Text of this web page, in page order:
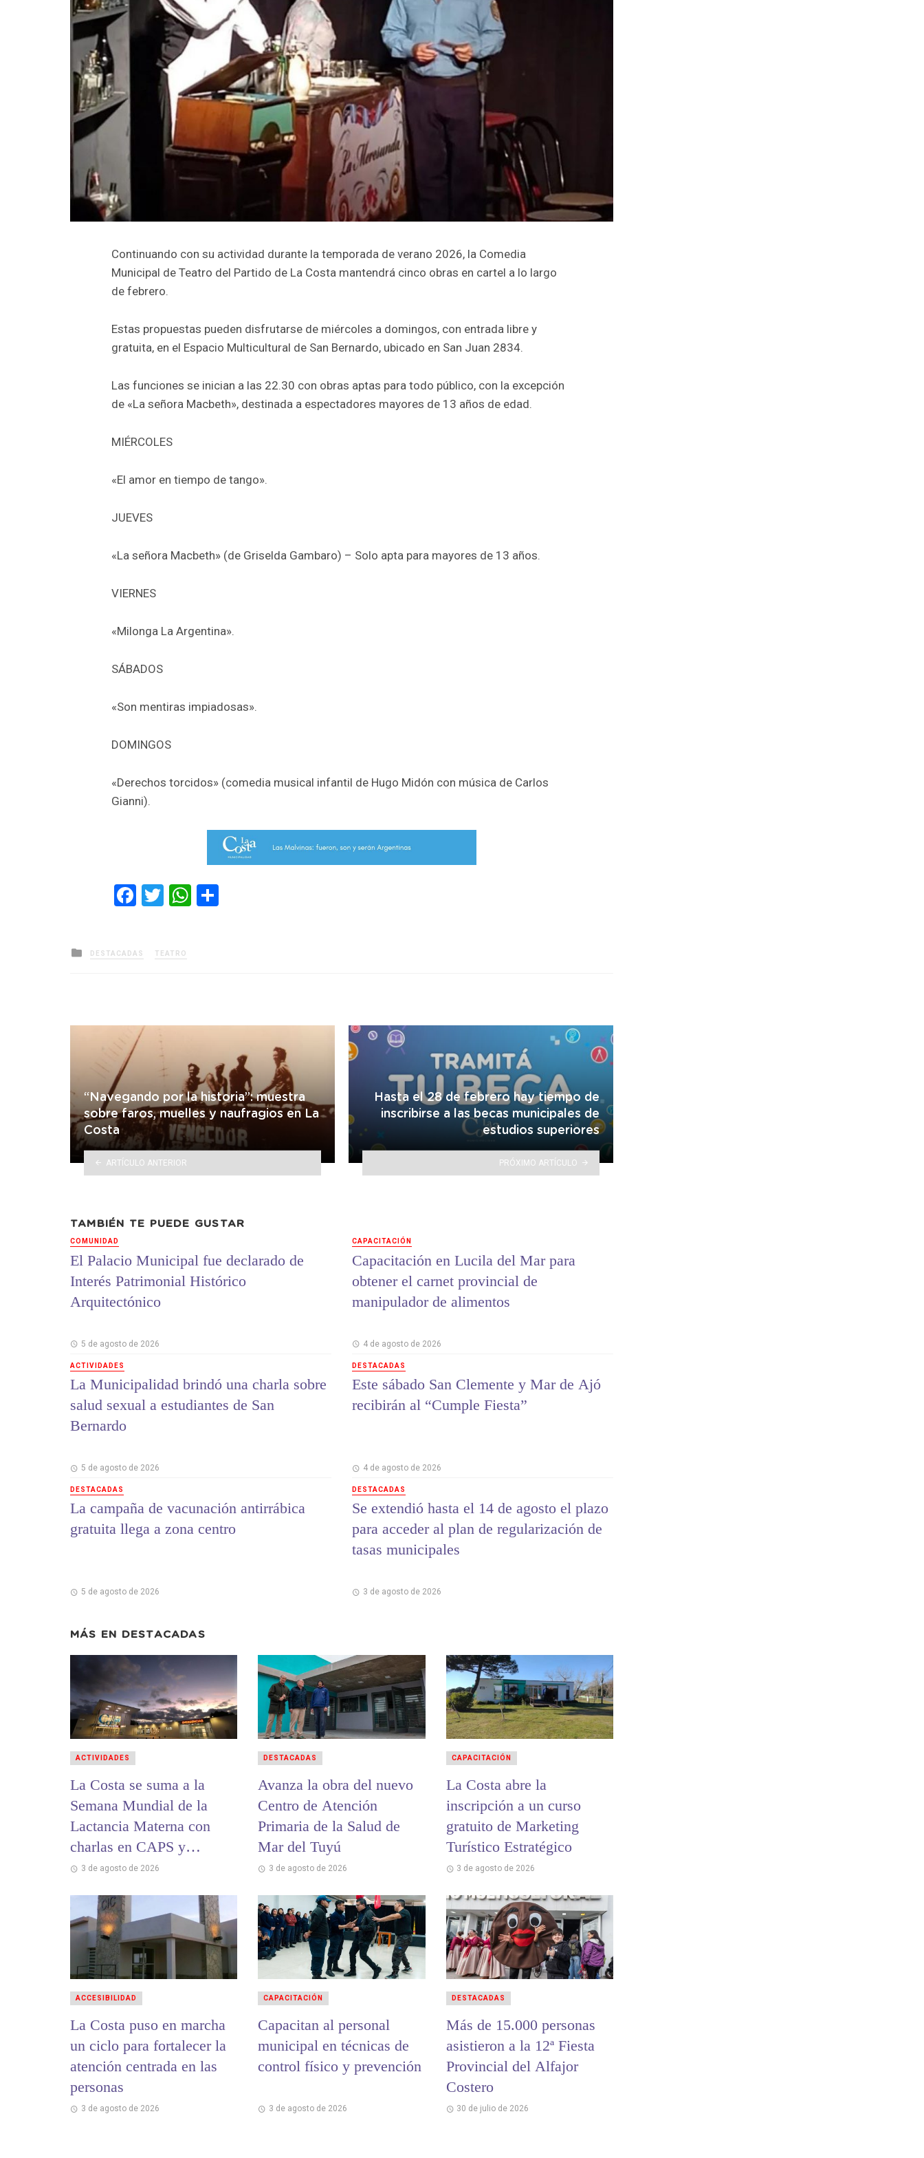
Continuando con su actividad durante la temporada de verano 2026, la Comedia
Municipal de Teatro del Partido de La Costa mantendrá cinco obras en cartel a lo largo
de febrero.
Estas propuestas pueden disfrutarse de miércoles a domingos, con entrada libre y
gratuita, en el Espacio Multicultural de San Bernardo, ubicado en San Juan 2834.
Las funciones se inician a las 22.30 con obras aptas para todo público, con la excepción
de «La señora Macbeth», destinada a espectadores mayores de 13 años de edad.
MIÉRCOLES
«El amor en tiempo de tango».
JUEVES
«La señora Macbeth» (de Griselda Gambaro) – Solo apta para mayores de 13 años.
VIERNES
«Milonga La Argentina».
SÁBADOS
«Son mentiras impiadosas».
DOMINGOS
«Derechos torcidos» (comedia musical infantil de Hugo Midón con música de Carlos
Gianni).
Facebook
TwitterWhatsApp
Posted
in
DESTACADAS TEATRO
“Navegando por la historia”: muestra
sobre faros, muelles y naufragios en La
Costa
ARTÍCULO ANTERIOR
Hasta el 28 de febrero hay tiempo de
inscribirse a las becas municipales de
estudios superiores
PRÓXIMO ARTÍCULO
TAMBIÉN TE PUEDE GUSTAR
COMUNIDAD
El Palacio Municipal fue declarado de
Interés Patrimonial Histórico
Arquitectónico
5 de agosto de 2026
ACTIVIDADES
La Municipalidad brindó una charla sobre
salud sexual a estudiantes de San
Bernardo
5 de agosto de 2026
DESTACADAS
La campaña de vacunación antirrábica
gratuita llega a zona centro
5 de agosto de 2026
CAPACITACIÓN
Capacitación en Lucila del Mar para
obtener el carnet provincial de
manipulador de alimentos
4 de agosto de 2026
DESTACADAS
Este sábado San Clemente y Mar de Ajó
recibirán al “Cumple Fiesta”
4 de agosto de 2026
DESTACADAS
Se extendió hasta el 14 de agosto el plazo
para acceder al plan de regularización de
tasas municipales
3 de agosto de 2026
MÁS EN DESTACADAS
La Costa se suma a la
Semana Mundial de la
Lactancia Materna con
charlas en CAPS y
hospitales
3 de agosto de 2026
ACTIVIDADES
Avanza la obra del nuevo
Centro de Atención
Primaria de la Salud de
Mar del Tuyú
3 de agosto de 2026
DESTACADAS
La Costa abre la
inscripción a un curso
gratuito de Marketing
Turístico Estratégico
3 de agosto de 2026
CAPACITACIÓN
La Costa puso en marcha
un ciclo para fortalecer la
atención centrada en las
personas
3 de agosto de 2026
ACCESIBILIDAD
Capacitan al personal
municipal en técnicas de
control físico y prevención
3 de agosto de 2026
CAPACITACIÓN
Más de 15.000 personas
asistieron a la 12ª Fiesta
Provincial del Alfajor
Costero
30 de julio de 2026
DESTACADAS